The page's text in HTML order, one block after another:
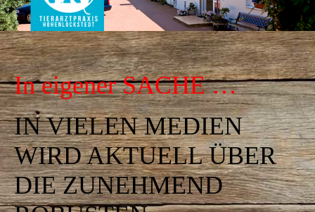
In eigener SACHE …
IN VIELEN MEDIEN
WIRD AKTUELL ÜBER
DIE ZUNEHMEND